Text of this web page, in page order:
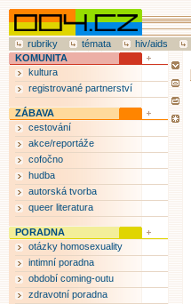
rubriky témata hiv/aids
KOMUNITA
kultura
registrované partnerství
ZÁBAVA
cestování
akce/reportáže
cofočno
hudba
autorská tvorba
queer literatura
PORADNA
otázky homosexuality
intimní poradna
období coming-outu
zdravotní poradna